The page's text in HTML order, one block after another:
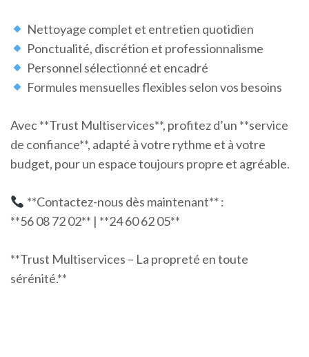
Nettoyage complet et entretien quotidien
Ponctualité, discrétion et professionnalisme
Personnel sélectionné et encadré
Formules mensuelles flexibles selon vos besoins
Avec **Trust Multiservices**, profitez d’un **service
de confiance**, adapté à votre rythme et à votre
budget, pour un espace toujours propre et agréable.
**Contactez-nous dès maintenant** :
**56 08 72 02** | **24 60 62 05**
**Trust Multiservices – La propreté en toute
sérénité.**